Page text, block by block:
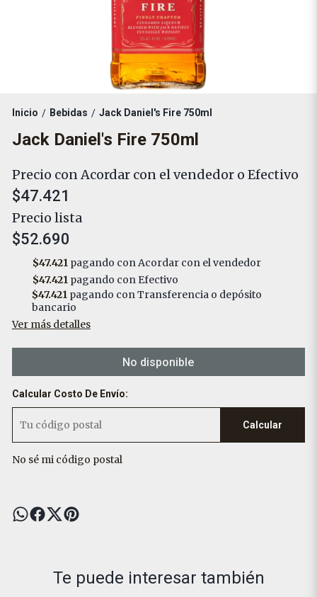
Inicio / Bebidas / Jack Daniel's Fire 750ml
Jack Daniel's Fire 750ml
Precio con Acordar con el vendedor o Efectivo
$47.421
Precio lista
$52.690
$47.421pagando con Acordar con el vendedor
$47.421pagando con Efectivo
$47.421 pagando con Transferencia o depósito
bancario
Ver más detalles
No disponible
Calcular Costo De Envío:
Calcular
No sé mi código postal
Te puede interesar también